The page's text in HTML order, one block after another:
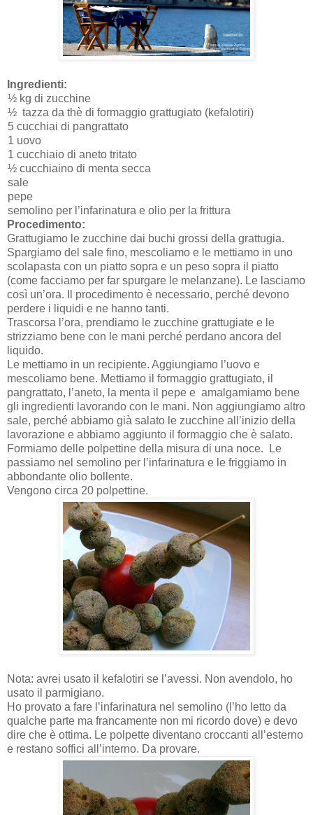
Ingredienti:
½ kg di zucchine
½ tazza da thè di formaggio grattugiato (kefalotiri)
5 cucchiai di pangrattato
1 uovo
1 cucchiaio di aneto tritato
½ cucchiaino di menta secca
sale
pepe
semolino per l’infarinatura e olio per la frittura
Procedimento:
Grattugiamo le zucchine dai buchi grossi della grattugia.
Spargiamo del sale fino, mescoliamo e le mettiamo in uno
scolapasta con un piatto sopra e un peso sopra il piatto
(come facciamo per far spurgare le melanzane). Le lasciamo
così un’ora. Il procedimento è necessario, perché devono
perdere i liquidi e ne hanno tanti.
Trascorsa l’ora, prendiamo le zucchine grattugiate e le
strizziamo bene con le mani perché perdano ancora del
liquido.
Le mettiamo in un recipiente. Aggiungiamo l’uovo e
mescoliamo bene. Mettiamo il formaggio grattugiato, il
pangrattato, l’aneto, la menta il pepe e amalgamiamo bene
gli ingredienti lavorando con le mani. Non aggiungiamo altro
sale, perché abbiamo già salato le zucchine all’inizio della
lavorazione e abbiamo aggiunto il formaggio che è salato.
Formiamo delle polpettine della misura di una noce. Le
passiamo nel semolino per l’infarinatura e le friggiamo in
abbondante olio bollente.
Vengono circa 20 polpettine.
Nota: avrei usato il kefalotiri se l’avessi. Non avendolo, ho
usato il parmigiano.
Ho provato a fare l’infarinatura nel semolino (l’ho letto da
qualche parte ma francamente non mi ricordo dove) e devo
dire che è ottima. Le polpette diventano croccanti all’esterno
e restano soffici all’interno. Da provare.